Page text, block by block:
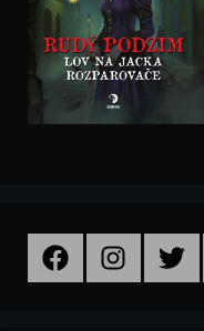
FacebookInstagramTwitter